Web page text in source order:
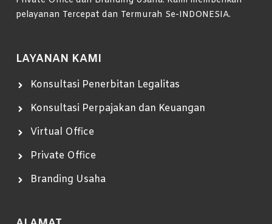
pelayanan Tercepat dan Termurah Se-INDONESIA.
LAYANAN KAMI
Konsultasi Penerbitan Legalitas
Konsultasi Perpajakan dan Keuangan
Virtual Office
Private Office
Branding Usaha